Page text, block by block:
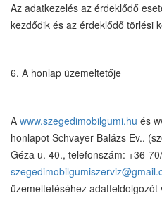
Az adatkezelés az érdeklődő
kezdődik és az érdeklődő törlési
6. A honlap üzemeltetője
A www.szegedimobilgumi.hu és
honlapot Schvayer Balázs Ev..
Géza u. 40., telefonszám: +36-
üzemeltetéséhez adatfeldolgozót